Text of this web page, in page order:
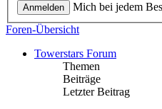
Mich bei jedem
Foren-Übersicht
Towerstars Forum
Themen
Beiträge
Letzter Beitrag